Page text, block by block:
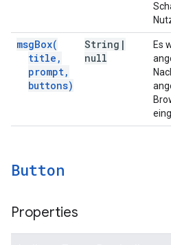
msgBox(
title ,
prompt,
buttons)
String |
null
Es
Button
Properties